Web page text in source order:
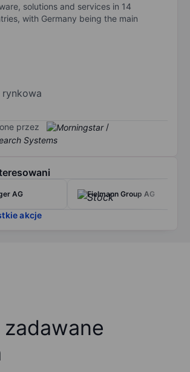
solutions and services in 14
with Germany being the main
przez /
AG Fielmann Group AG
akcje